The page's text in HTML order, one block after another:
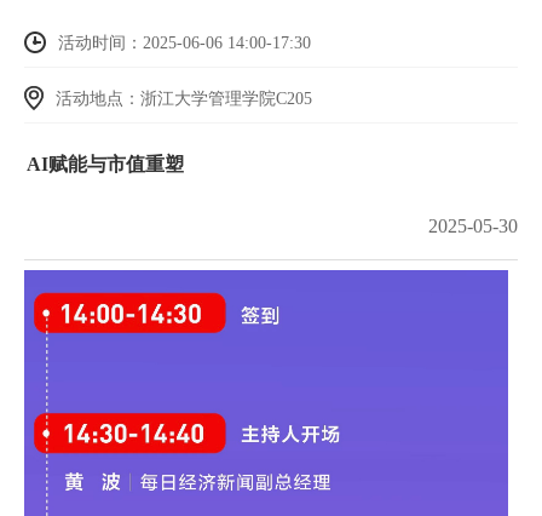
活动时间：2025-06-06 14:00-17:30
活动地点：浙江大学管理学院C205
AI赋能与市值重塑
2025-05-30